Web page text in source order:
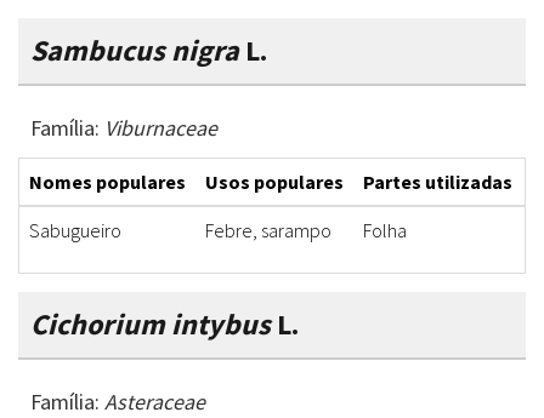
Sambucus nigraL.
Família: Viburnaceae
Nomes populares Usos populares Partes utilizadas
Sabugueiro
Febre, sarampo Folha
Cichorium intybusL.
Família: Asteraceae